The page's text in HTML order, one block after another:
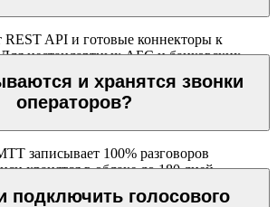
API и готовые коннекторы к
нестандартных АБС и банковских
интеграция через API — документация с
в комплект.и хранятся звонки
операторов?
записывает 100% разговоров
хранятся в облаке до 180 дней,
подключить голосового